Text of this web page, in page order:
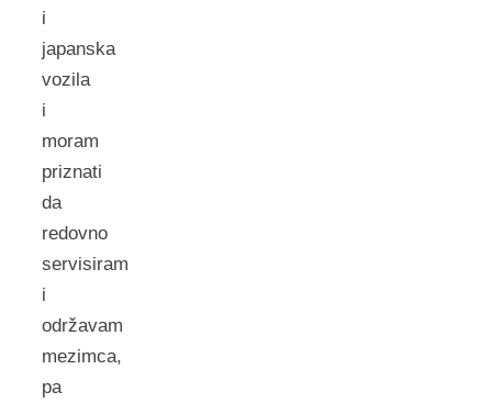
i
japanska
vozila
i
moram
priznati
da
redovno
servisiram
i
održavam
mezimca,
pa